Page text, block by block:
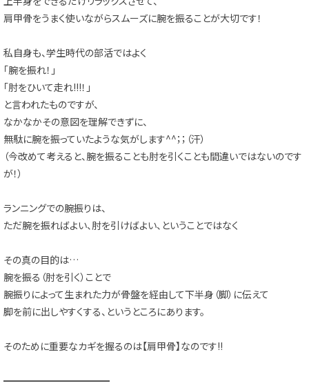
肩甲骨をうまく使いながらスムーズに腕を振ることが大切です！
私自身も、学生時代の部活ではよく
「腕を振れ！」
「肘をひいて走れ!!!！」
と言われたものですが、
なかなかその意図を理解できずに、
無駄に腕を振っていたような気がします^^；；（汗）
（今改めて考えると、腕を振ることも肘を引くことも間違いではないのです
が！）
ランニングでの腕振りは、
ただ腕を振ればよい、肘を引けばよい、ということではなく
その真の目的は…
腕を振る（肘を引く）ことで
腕振りによって生まれた力が骨盤を経由して下半身（脚）に伝えて
脚を前に出しやすくする、というところにあります。
そのために重要なカギを握るのは【肩甲骨】なのです!!
━━━━━━━━━━━